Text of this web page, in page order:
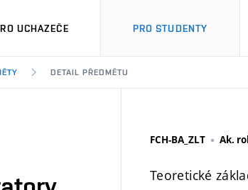
UCHAZEČE PRO STUDENTY
DETAIL PŘEDMĚTU
FCH-BA_ZLT Ak.
Teoretické